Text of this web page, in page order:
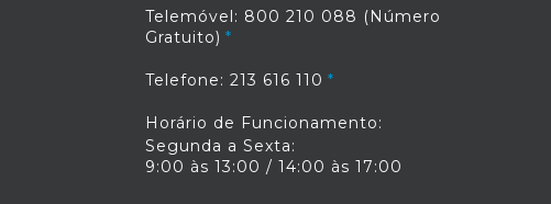
Telemóvel: 800 210 088 (Número
Gratuito)
Telefone: 213 616 110
Horário de Funcionamento:
Segunda a Sexta:
9:00 às 13:00 / 14:00 às 17:00